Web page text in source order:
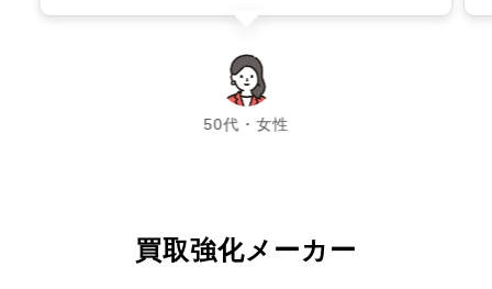
50代・女性
chevron_left chevron_right
買取強化メーカー